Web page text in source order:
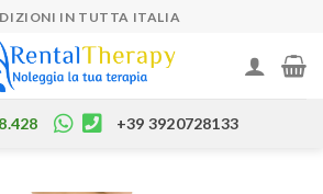
IN TUTTA ITALIA
+39 3920728133